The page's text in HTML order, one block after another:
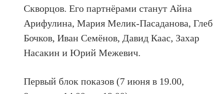
Скворцов. Его партнёрами станут Айна
Арифулина, Мария Мелик-Пасаданова, Глеб
Бочков, Иван Семёнов, Давид Каас, Захар
Насакин и Юрий Межевич.
Первый блок показов (7 июня в 19.00,